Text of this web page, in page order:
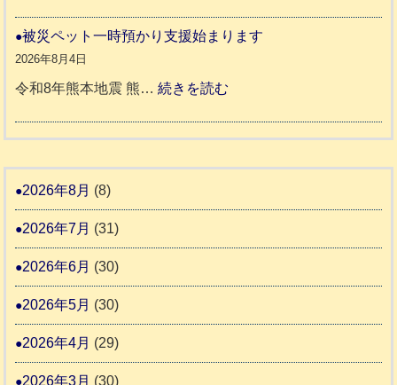
氷
城
市
市
ッ
さ
ト
人
記
4
和
被災ペット一時預かり支援始まります
2026年8月4日
令和8年熊本地震 熊…続きを読む
災
ト
預
支
2026年8月 (8)
2026年7月 (31)
2026年6月 (30)
2026年5月 (30)
2026年4月 (29)
2026年3月 (30)